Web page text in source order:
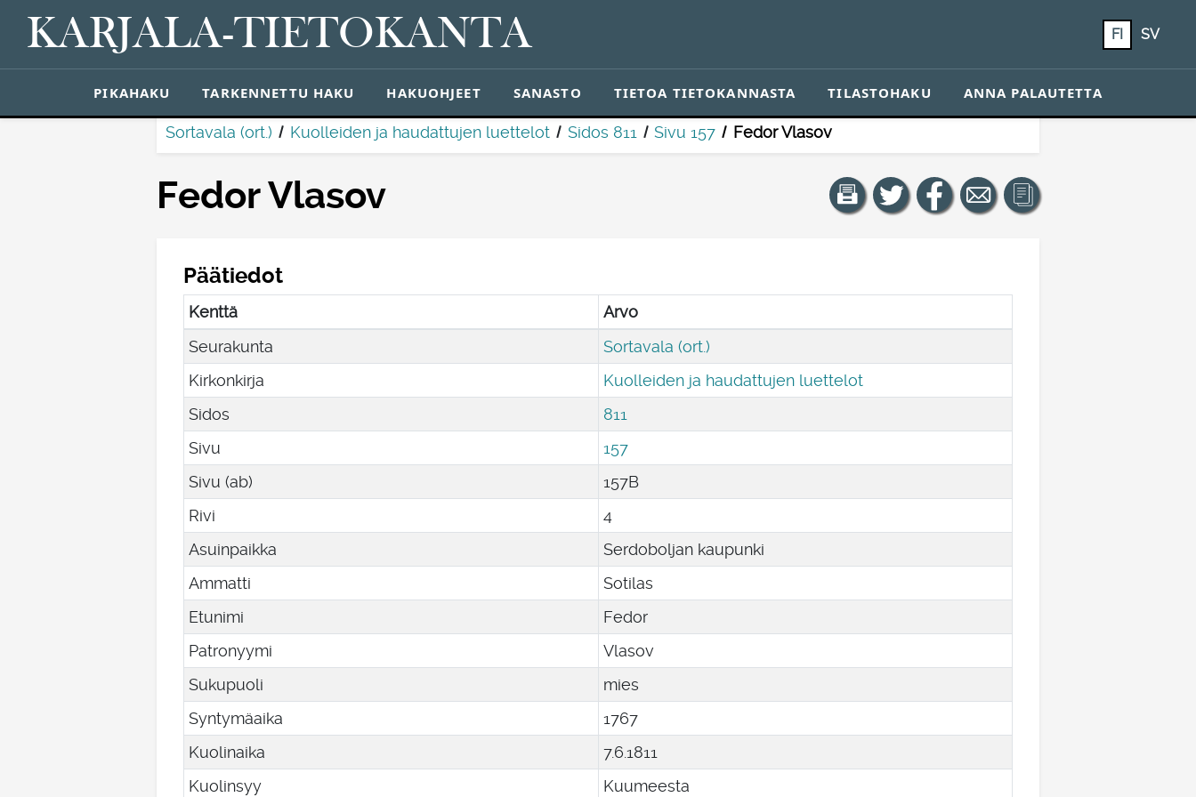
KARJALA-TIETOKANTA FI SV
PIKAHAKU TARKENNETTU HAKU HAKUOHJEET SANASTO TIETOA TIETOKANNASTA TILASTOHAKU ANNA PALAUTETTA
Sortavala (ort.) Kuolleiden ja haudattujen luettelot Sidos 811 Sivu 157 Fedor Vlasov
Fedor Vlasov
Päätiedot
Kenttä
Arvo
Seurakunta
Sortavala (ort.)
Kirkonkirja
Kuolleiden ja haudattujen luettelot
Sidos
811
Sivu
157
Sivu (ab)
157B
Rivi
4
Asuinpaikka
Serdoboljan kaupunki
Ammatti
Sotilas
Etunimi
Fedor
Patronyymi
Vlasov
Sukupuoli
mies
Syntymäaika
1767
Kuolinaika
7.6.1811
Kuolinsyy
Kuumeesta